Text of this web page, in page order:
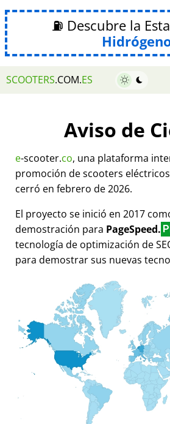
⛽ Descubre la
SCOOTERS.COM.ES
Aviso de
e-scooter.co, una plataforma
promoción de scooters
cerró en febrero de 2026.
El proyecto se inició en 2017
demostración para PageSpeed.
tecnología de optimización de
para demostrar sus nuevas